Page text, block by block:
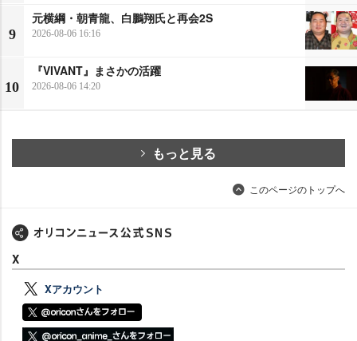
9
元横綱・朝青龍、白鵬翔氏と再会2S
2026-08-06 16:16
10
『VIVANT』まさかの活躍
2026-08-06 14:20
もっと見る
このページのトップへ
X
Xアカウント